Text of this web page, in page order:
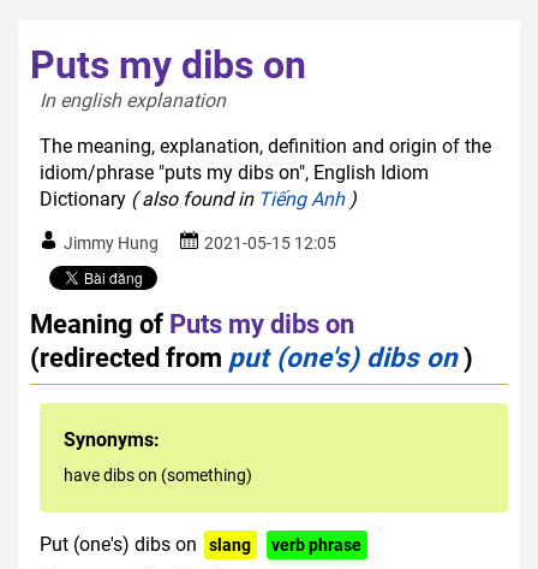
Puts my dibs on
In english explanation
The meaning, explanation, definition and origin of the
idiom/phrase "puts my dibs on", English Idiom
Dictionary ( also found in Tiếng Anh)
Jimmy Hung 2021-05-15 12:05
Meaning of Puts my dibs on
(redirected from put (one's) dibs on)
Synonyms:
have dibs on (something)
Put (one's) dibs on slang verb phrase